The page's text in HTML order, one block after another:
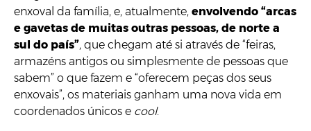
enxoval da família, e, atualmente, envolvendo “arcas
e gavetas de muitas outras pessoas, de norte a
sul do país”, que chegam até si através de “feiras,
armazéns antigos ou simplesmente de pessoas que
sabem” o que fazem e “oferecem peças dos seus
enxovais”, os materiais ganham uma nova vida em
coordenados únicos e cool.